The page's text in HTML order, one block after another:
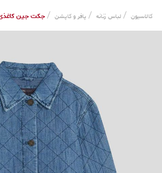
لباس مردانه
کالاسیون / لباس زنانه / پافر و کاپشن /جکت جین کاغذی